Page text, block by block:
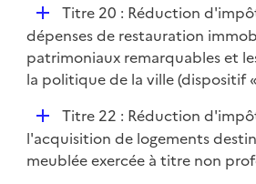
D
é
p
l
r
Titre 20 : Réduction
dépenses de restauration
patrimoniaux remarquables et
la politique de la ville (dispositif
D
é
p
Titre 22 : Réduction
l'acquisition de logements
meublée exercée à titre non